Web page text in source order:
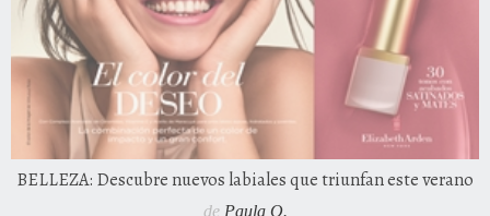
BELLEZA: Descubre nuevos labiales que triunfan este verano
de Paula O.